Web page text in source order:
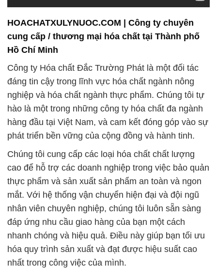
HOACHATXULYNUOC.COM | Công ty chuyên
cung cấp / thương mại hóa chất tại Thành phố
Hồ Chí Minh
Công ty Hóa chất Đắc Trường Phát là một đối tác
đáng tin cậy trong lĩnh vực hóa chất ngành nông
nghiệp và hóa chất ngành thực phẩm. Chúng tôi tự
hào là một trong những công ty hóa chất đa ngành
hàng đầu tại Việt Nam, và cam kết đóng góp vào sự
phát triển bền vững của cộng đồng và hành tinh.
Chúng tôi cung cấp các loại hóa chất chất lượng
cao để hỗ trợ các doanh nghiệp trong việc bảo quản
thực phẩm và sản xuất sản phẩm an toàn và ngon
mắt. Với hệ thống vận chuyển hiện đại và đội ngũ
nhân viên chuyên nghiệp, chúng tôi luôn sẵn sàng
đáp ứng nhu cầu giao hàng của bạn một cách
nhanh chóng và hiệu quả. Điều này giúp bạn tối ưu
hóa quy trình sản xuất và đạt được hiệu suất cao
nhất trong công việc của mình.